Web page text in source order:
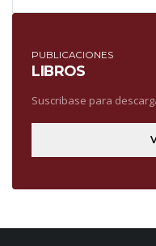
PUBLICACIONES
LIBROS
Suscribase para